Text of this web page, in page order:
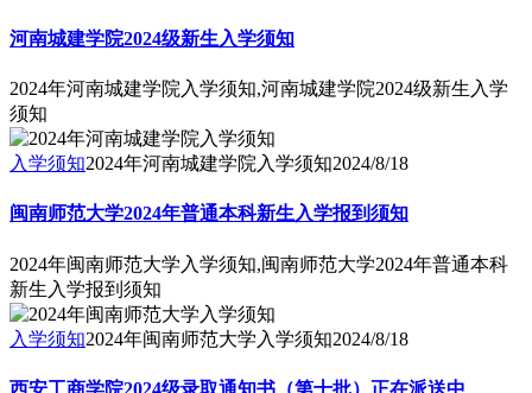
河南城建学院2024级新生入学须知
2024年河南城建学院入学须知,河南城建学院2024级新生入学
须知
入学须知2024年河南城建学院入学须知2024/8/18
闽南师范大学2024年普通本科新生入学报到须知
2024年闽南师范大学入学须知,闽南师范大学2024年普通本科
新生入学报到须知
入学须知2024年闽南师范大学入学须知2024/8/18
西安工商学院2024级录取通知书（第十批）正在派送中